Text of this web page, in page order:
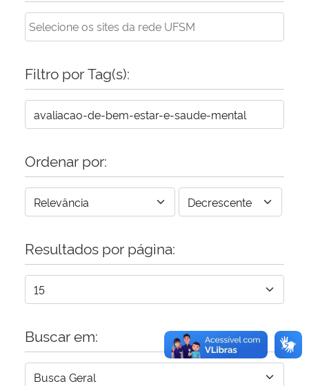
Secretaria-Geral
Gabinete de Segurança Institucional
Banco Central do Brasil
Filtro por Tag(s):
Ordenar por:
Resultados por página:
Buscar em: